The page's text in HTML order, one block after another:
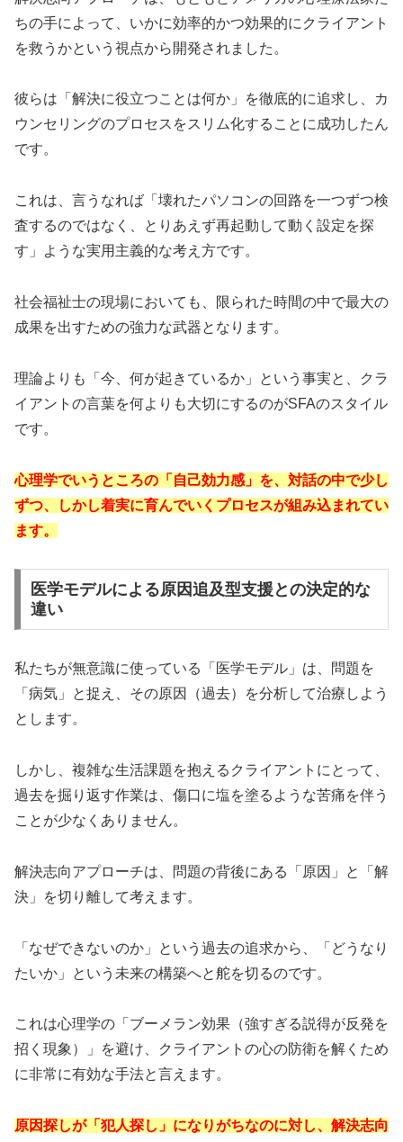
ちの手によって、いかに効率的かつ効果的にクライアント
を救うかという視点から開発されました。
彼らは「解決に役立つことは何か」を徹底的に追求し、カ
ウンセリングのプロセスをスリム化することに成功したん
です。
これは、言うなれば「壊れたパソコンの回路を一つずつ検
査するのではなく、とりあえず再起動して動く設定を探
す」ような実用主義的な考え方です。
社会福祉士の現場においても、限られた時間の中で最大の
成果を出すための強力な武器となります。
理論よりも「今、何が起きているか」という事実と、クラ
イアントの言葉を何よりも大切にするのがSFAのスタイル
です。
心理学でいうところの「自己効力感」を、対話の中で少し
ずつ、しかし着実に育んでいくプロセスが組み込まれてい
ます。
医学モデルによる原因追及型支援との決定的な
違い
私たちが無意識に使っている「医学モデル」は、問題を
「病気」と捉え、その原因（過去）を分析して治療しよう
とします。
しかし、複雑な生活課題を抱えるクライアントにとって、
過去を掘り返す作業は、傷口に塩を塗るような苦痛を伴う
ことが少なくありません。
解決志向アプローチは、問題の背後にある「原因」と「解
決」を切り離して考えます。
「なぜできないのか」という過去の追求から、「どうなり
たいか」という未来の構築へと舵を切るのです。
これは心理学の「ブーメラン効果（強すぎる説得が反発を
招く現象）」を避け、クライアントの心の防衛を解くため
に非常に有効な手法と言えます。
原因探しが「犯人探し」になりがちなのに対し、解決志向